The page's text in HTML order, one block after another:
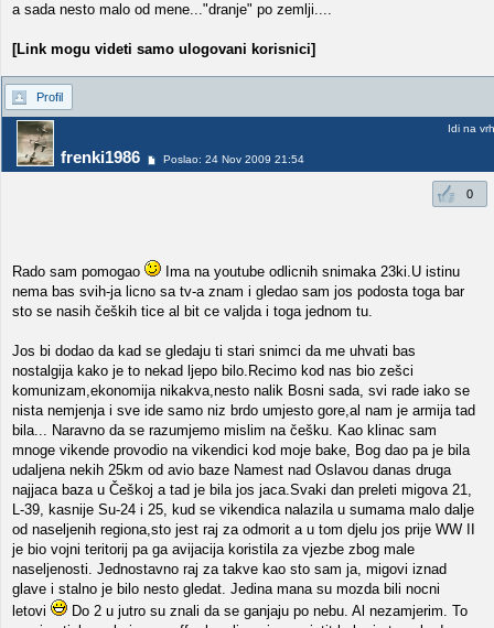
a sada nesto malo od mene..."dranje" po zemlji....
[Link mogu videti samo ulogovani korisnici]
Profil
frenki1986 Poslao: 24 Nov 2009 21:54
Idi na vrh
0
Rado sam pomogao
Ima na youtube odlicnih snimaka 23ki.U istinu
nema bas svih-ja licno sa tv-a znam i gledao sam jos podosta toga bar
sto se nasih čeških tice al bit ce valjda i toga jednom tu.
Jos bi dodao da kad se gledaju ti stari snimci da me uhvati bas
nostalgija kako je to nekad ljepo bilo.Recimo kod nas bio zešci
komunizam,ekonomija nikakva,nesto nalik Bosni sada, svi rade iako se
nista nemjenja i sve ide samo niz brdo umjesto gore,al nam je armija tad
bila... Naravno da se razumjemo mislim na češku. Kao klinac sam
mnoge vikende provodio na vikendici kod moje bake, Bog dao pa je bila
udaljena nekih 25km od avio baze Namest nad Oslavou danas druga
najjaca baza u Češkoj a tad je bila jos jaca.Svaki dan preleti migova 21,
L-39, kasnije Su-24 i 25, kud se vikendica nalazila u sumama malo dalje
od naseljenih regiona,sto jest raj za odmorit a u tom djelu jos prije WW II
je bio vojni teritorij pa ga avijacija koristila za vjezbe zbog male
naseljenosti. Jednostavno raj za takve kao sto sam ja, migovi iznad
glave i stalno je bilo nesto gledat. Jedina mana su mozda bili nocni
letovi
Do 2 u jutro su znali da se ganjaju po nebu. Al nezamjerim. To